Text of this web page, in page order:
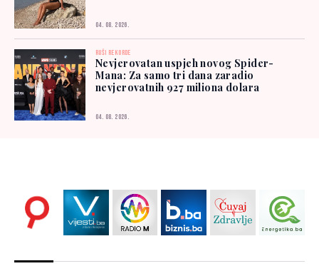
04. 08. 2026.
RUŠI REKORDE
Nevjerovatan uspjeh novog Spider-
Mana: Za samo tri dana zaradio
nevjerovatnih 927 miliona dolara
04. 08. 2026.